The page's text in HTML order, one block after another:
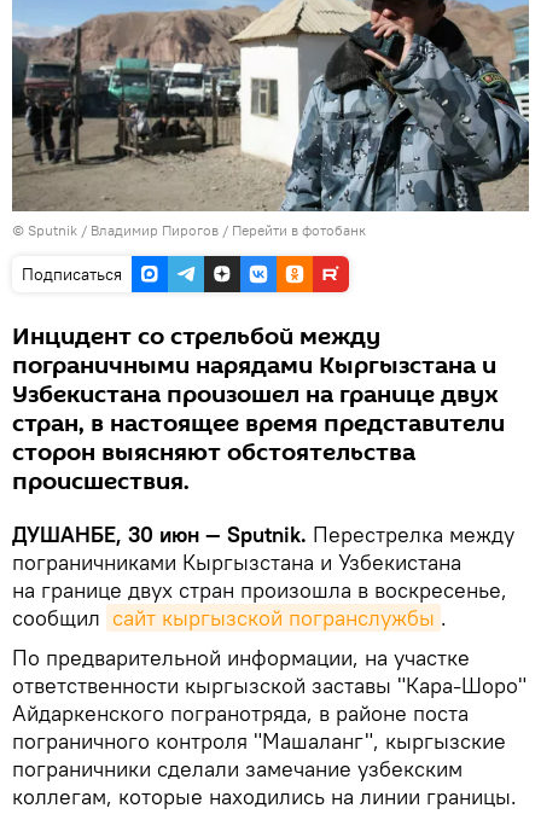
© Sputnik / Владимир Пирогов / Перейти в фотобанк
Подписаться
Инцидент со стрельбой между
пограничными нарядами Кыргызстана и
Узбекистана произошел на границе двух
стран, в настоящее время представители
сторон выясняют обстоятельства
происшествия.
ДУШАНБЕ, 30 июн — Sputnik. Перестрелка между
пограничниками Кыргызстана и Узбекистана
на границе двух стран произошла в воскресенье,
сообщил сайт кыргызской погранслужбы .
По предварительной информации, на участке
ответственности кыргызской заставы "Кара-Шоро"
Айдаркенского погранотряда, в районе поста
пограничного контроля "Машаланг", кыргызские
пограничники сделали замечание узбекским
коллегам, которые находились на линии границы.